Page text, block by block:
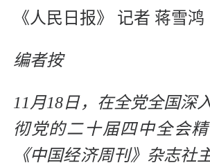
《人民日报》 记者 蒋雪鸿
编者按
11月18日，在全党全国深
彻党的二十届四中全会
《中国经济周刊》杂志社